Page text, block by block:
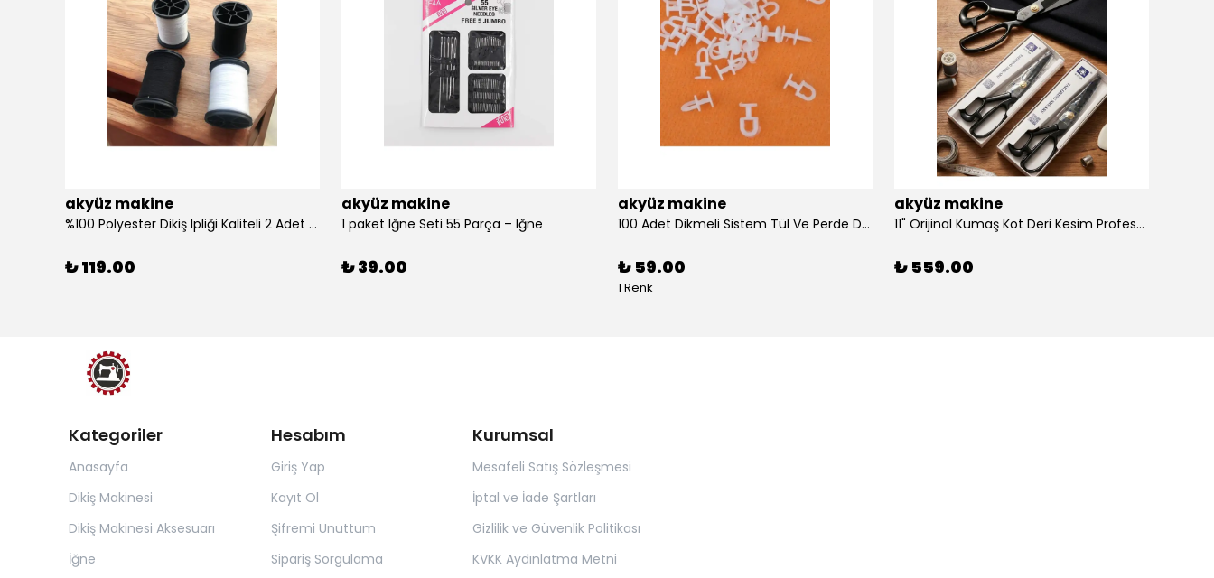
akyüz makine
%100 Polyester Dikiş Ipliği Kaliteli 2 Adet Farklı Makara Ip Dikiş İpi Siyah&Beyaz 2'Li Set
₺ 119.00
akyüz makine
1 paket Iğne Seti 55 Parça – Iğne
₺ 39.00
akyüz makine
100 Adet Dikmeli Sistem Tül Ve Perde Düğmesi Korniş Halkası
₺ 59.00
1 Renk
akyüz makine
11" Orijinal Kumaş Kot Deri Kesim Profesyonel Terzi Makası, Dövme Alaşımlı Çelik Premium
₺ 559.00
Kategoriler
Anasayfa
Dikiş Makinesi
Dikiş Makinesi Aksesuarı
İğne
Hesabım
Giriş Yap
Kayıt Ol
Şifremi Unuttum
Sipariş Sorgulama
Kurumsal
Mesafeli Satış Sözleşmesi
İptal ve İade Şartları
Gizlilik ve Güvenlik Politikası
KVKK Aydınlatma Metni